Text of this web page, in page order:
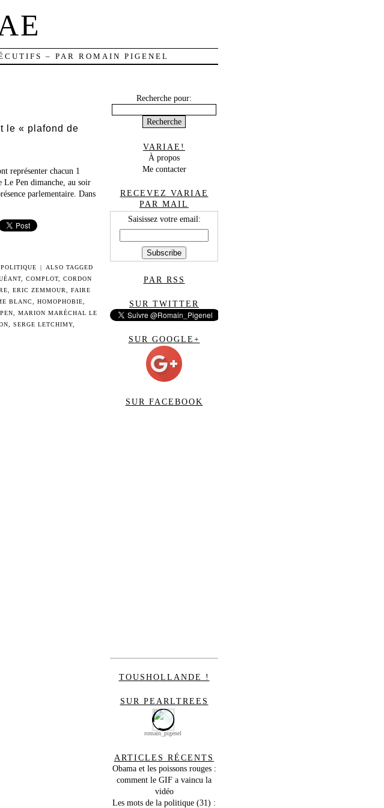
– PAR ROMAIN PIGENEL
le « plafond de
représenter chacun 1
Le Pen dimanche, au soir
parlementaire. Dans
|
ALSO TAGGED
COMPLOT
CORDON
ERIC ZEMMOUR
FAIRE
BLANC HOMOPHOBIE
MARION MARÉCHAL LE
SERGE LETCHIMY
Recherche pour:
VARIAE!
À propos
Me contacter
RECEVEZ VARIAE
PAR MAIL
Saisissez votre email:
PAR RSS
SUR TWITTER
SUR GOOGLE+
SUR FACEBOOK
TOUSHOLLANDE !
SUR PEARLTREES
romain_pigenel
ARTICLES RÉCENTS
Obama et les poissons rouges :
comment le GIF a vaincu la
vidéo
Les mots de la politique (31) :